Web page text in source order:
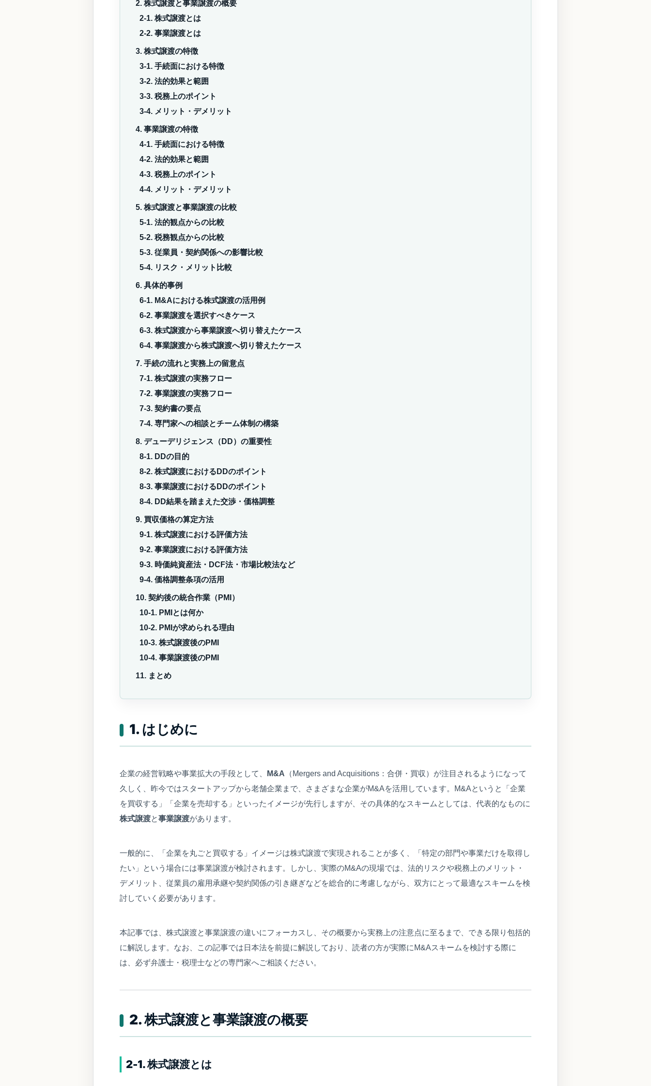
2. 株式譲渡と事業譲渡の概要
2-1. 株式譲渡とは
2-2. 事業譲渡とは
3. 株式譲渡の特徴
3-1. 手続面における特徴
3-2. 法的効果と範囲
3-3. 税務上のポイント
3-4. メリット・デメリット
4. 事業譲渡の特徴
4-1. 手続面における特徴
4-2. 法的効果と範囲
4-3. 税務上のポイント
4-4. メリット・デメリット
5. 株式譲渡と事業譲渡の比較
5-1. 法的観点からの比較
5-2. 税務観点からの比較
5-3. 従業員・契約関係への影響比較
5-4. リスク・メリット比較
6. 具体的事例
6-1. M&Aにおける株式譲渡の活用例
6-2. 事業譲渡を選択すべきケース
6-3. 株式譲渡から事業譲渡へ切り替えたケース
6-4. 事業譲渡から株式譲渡へ切り替えたケース
7. 手続の流れと実務上の留意点
7-1. 株式譲渡の実務フロー
7-2. 事業譲渡の実務フロー
7-3. 契約書の要点
7-4. 専門家への相談とチーム体制の構築
8. デューデリジェンス（DD）の重要性
8-1. DDの目的
8-2. 株式譲渡におけるDDのポイント
8-3. 事業譲渡におけるDDのポイント
8-4. DD結果を踏まえた交渉・価格調整
9. 買収価格の算定方法
9-1. 株式譲渡における評価方法
9-2. 事業譲渡における評価方法
9-3. 時価純資産法・DCF法・市場比較法など
9-4. 価格調整条項の活用
10. 契約後の統合作業（PMI）
10-1. PMIとは何か
10-2. PMIが求められる理由
10-3. 株式譲渡後のPMI
10-4. 事業譲渡後のPMI
11. まとめ
1. はじめに
企業の経営戦略や事業拡大の手段として、 M&A （Mergers and Acquisitions：合併・買収）が注目されるようになって
久しく、昨今ではスタートアップから老舗企業まで、さまざまな企業がM&Aを活用しています。M&Aというと「企業
を買収する」「企業を売却する」といったイメージが先行しますが、その具体的なスキームとしては、代表的なものに
株式譲渡と事業譲渡があります。
一般的に、「企業を丸ごと買収する」イメージは株式譲渡で実現されることが多く、「特定の部門や事業だけを取得し
たい」という場合には事業譲渡が検討されます。しかし、実際のM&Aの現場では、法的リスクや税務上のメリット・
デメリット、従業員の雇用承継や契約関係の引き継ぎなどを総合的に考慮しながら、双方にとって最適なスキームを検
討していく必要があります。
本記事では、株式譲渡と事業譲渡の違いにフォーカスし、その概要から実務上の注意点に至るまで、できる限り包括的
に解説します。なお、この記事では日本法を前提に解説しており、読者の方が実際にM&Aスキームを検討する際に
は、必ず弁護士・税理士などの専門家へご相談ください。
2. 株式譲渡と事業譲渡の概要
2-1. 株式譲渡とは